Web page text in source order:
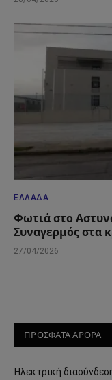
ΕΛΛΆΔΑ
Φωτιά στο
Συναγερμός στα
27/04/2026
ΠΡΟΣΦΑΤΑ ΑΡΘΡΑ
Ηλεκτρική